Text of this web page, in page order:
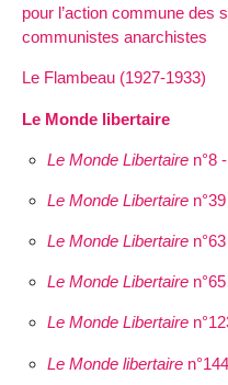
pour l’action commune des
communistes anarchistes
Le Flambeau (1927-1933)
Le Monde libertaire
Le Monde Libertairen°8
Le Monde Libertairen°39
Le Monde Libertairen°63
Le Monde Libertaire
Le Monde Libertaire
Le Monde libertaire